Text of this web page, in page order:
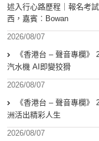
述入行心路歷程｜報名考
西，嘉賓︰Bowan
2026/08/07
《香港台 – 聲音專欄》
汽水機 AI即變狡猾
2026/08/07
《香港台 – 聲音專欄》
洲活出精彩人生
2026/08/07